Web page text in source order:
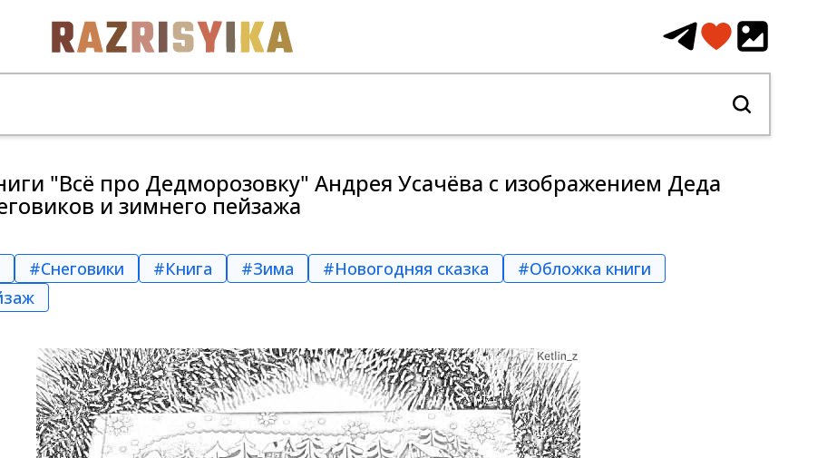
"Всё про Дедморозовку" Андрея Усачёва с изображением Деда
и зимнего пейзажа
#Снеговики #Книга #Зима #Новогодняя сказка
#Обложка книги